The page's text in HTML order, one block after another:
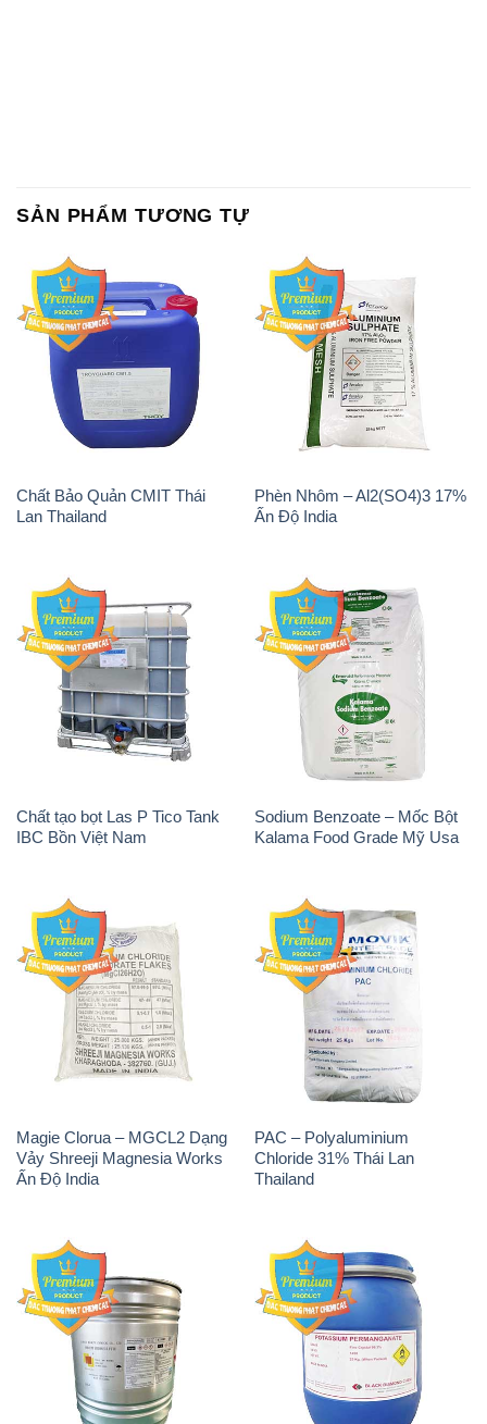
SẢN PHẨM TƯƠNG TỰ
Chất Bảo Quản CMIT Thái
Lan Thailand
Phèn Nhôm – Al2(SO4)3 17%
Ấn Độ India
Chất tạo bọt Las P Tico Tank
IBC Bồn Việt Nam
Sodium Benzoate – Mốc Bột
Kalama Food Grade Mỹ Usa
Magie Clorua – MGCL2 Dạng
Vảy Shreeji Magnesia Works
Ấn Độ India
PAC – Polyaluminium
Chloride 31% Thái Lan
Thailand